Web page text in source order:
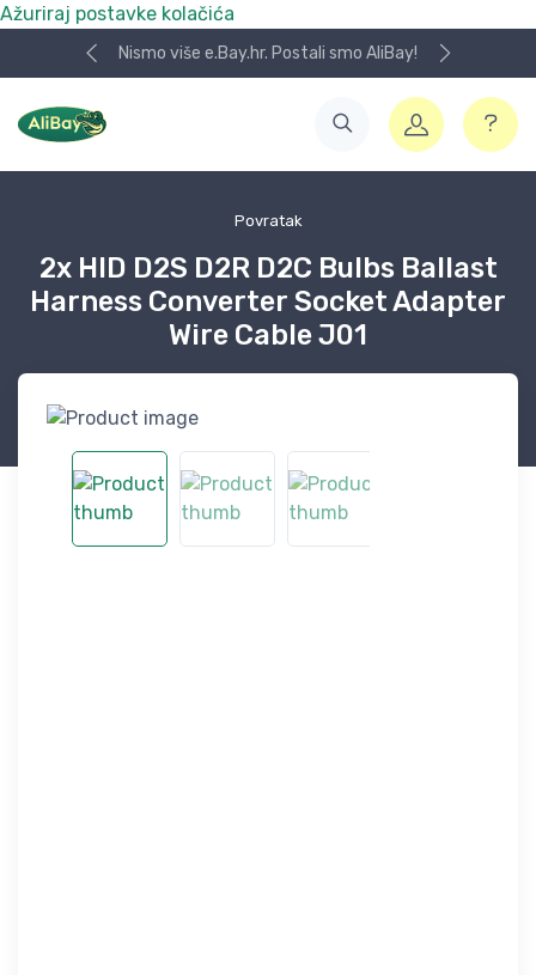
Ažuriraj postavke kolačića
Nismo više e.Bay.hr. Postali smo AliBay!
Povratak
2x HID D2S D2R D2C Bulbs Ballast
Harness Converter Socket Adapter
Wire Cable J01